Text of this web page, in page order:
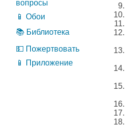
вопросы
📱 Обои
📚 Библиотека
💵 Пожертвовать
📱 Приложение